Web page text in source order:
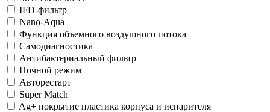
IFD-фильтр
Nano-Aqua
Функция объемного воздушного потока
Самодиагностика
Антибактериальный фильтр
Ночной режим
Авторестарт
Super Match
Ag+ покрытие пластика корпуса и испарителя